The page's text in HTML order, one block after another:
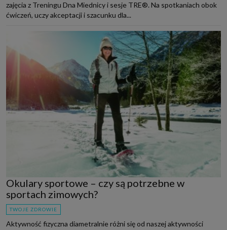
zajęcia z Treningu Dna Miednicy i sesje TRE®. Na spotkaniach obok
ćwiczeń, uczy akceptacji i szacunku dla...
Okulary sportowe – czy są potrzebne w
sportach zimowych?
TWOJE ZDROWIE
Aktywność fizyczna diametralnie różni się od naszej aktywności